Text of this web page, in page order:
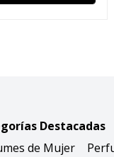
Destacadas
de Mujer